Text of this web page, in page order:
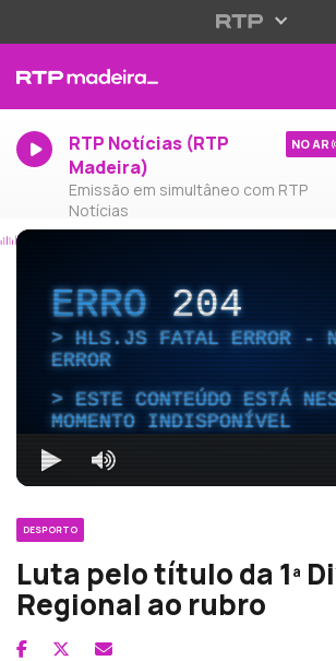
RTP Notícias (RTP
Madeira)
Emissão em simultâneo com RTP
Notícias
NO AR
ERRO204
HLS.JS FATAL ERROR -
ERROR
ESTE CONTEÚDO ESTÁ
MOMENTO INDISPONÍVEL
DESPORTO
Luta pelo título da 1ª
Regional ao rubro